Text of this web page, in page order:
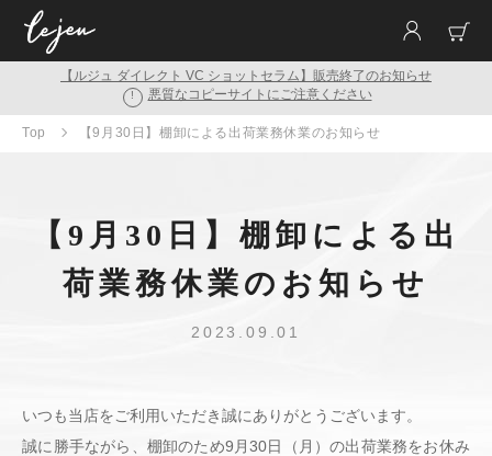
【ルジュ ダイレクト VC ショットセラム】販売終了のお知らせ
! 悪質なコピーサイトにご注意ください
Top 【9月30日】棚卸による出荷業務休業のお知らせ
【9月30日】棚卸による出
荷業務休業のお知らせ
2023.09.01
いつも当店をご利用いただき誠にありがとうございます。
誠に勝手ながら、棚卸のため9月30日（月）の出荷業務をお休み